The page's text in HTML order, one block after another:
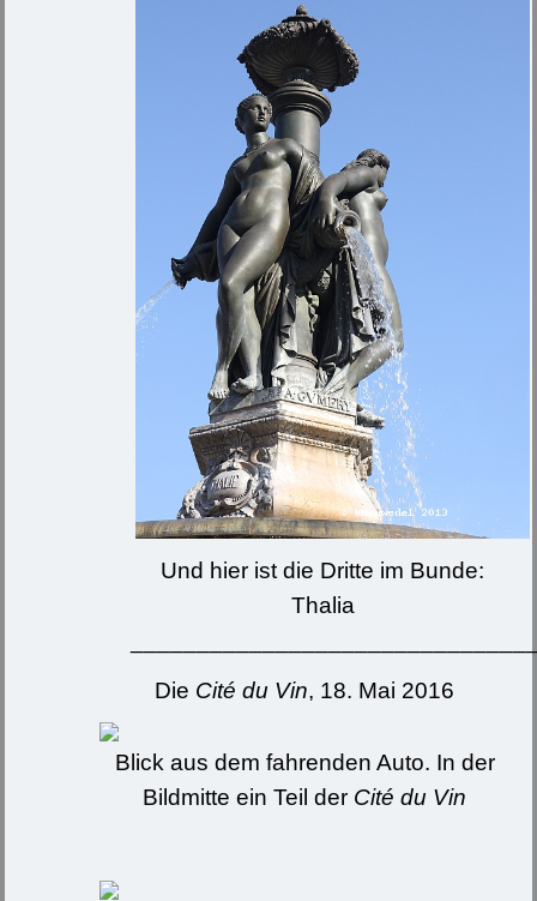
Und hier ist die Dritte im Bunde:
Thalia
Die Cité du Vin, 18. Mai 2016
Blick aus dem fahrenden Auto. In der
Bildmitte ein Teil der Cité du Vin